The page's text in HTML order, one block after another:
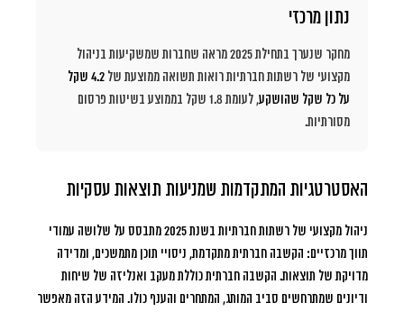
נתון מרכזי
מחקר שנערך בתחילת 2025 מראה שחברות שמשקיעות בניהול
מקצועי של רשתות חברתיות רואות תשואה ממוצעת של
4.2 שקל
על כל שקל שהושקע
, לעומת 1.8 שקל בממוצע בשיטות פרסום
מסורתיות.
האסטרטגיות המתקדמות שמניעות תוצאות עסקיות
ניהול מקצועי של רשתות חברתיות בשנת 2025 מתבסס על שלושה עמודי
תווך מרכזיים: הקשבה חברתית מתקדמת, ניסויי תוכן מתמשכים, ומדידה
מדויקת של תוצאות. הקשבה חברתית כוללת מעקב ואנליזה של שיחות
ודיונים שמתרחשים סביב המותג, המתחרים והענף כולו. המידע הזה מאפשר